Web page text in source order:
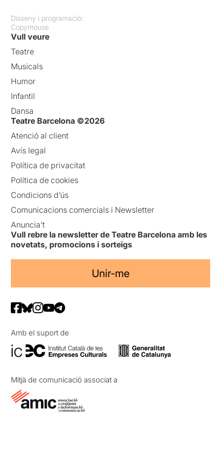
Disseny i programació:
Copymouse
Vull veure
Teatre
Musicals
Humor
Infantil
Dansa
Teatre Barcelona ©2026
Atenció al client
Avís legal
Política de privacitat
Política de cookies
Condicions d’ús
Comunicacions comercials i Newsletter
Anuncia’t
Vull rebre la newsletter de Teatre Barcelona amb les
novetats, promocions i sorteigs
Unir-me
Amb el suport de
Mitjà de comunicació associat a